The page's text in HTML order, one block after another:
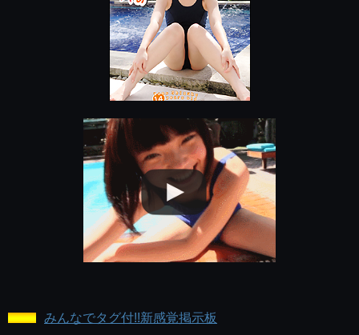
みんなでタグ付!!新感覚掲示板